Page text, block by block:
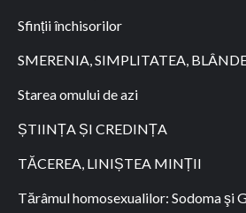
Sfinții închisorilor
SMERENIA, SIMPLITATEA,
Starea omului de azi
ȘTIINȚA ȘI CREDINȚA
TĂCEREA, LINIȘTEA MINȚII
Tărâmul homosexualilor: Sodoma şi